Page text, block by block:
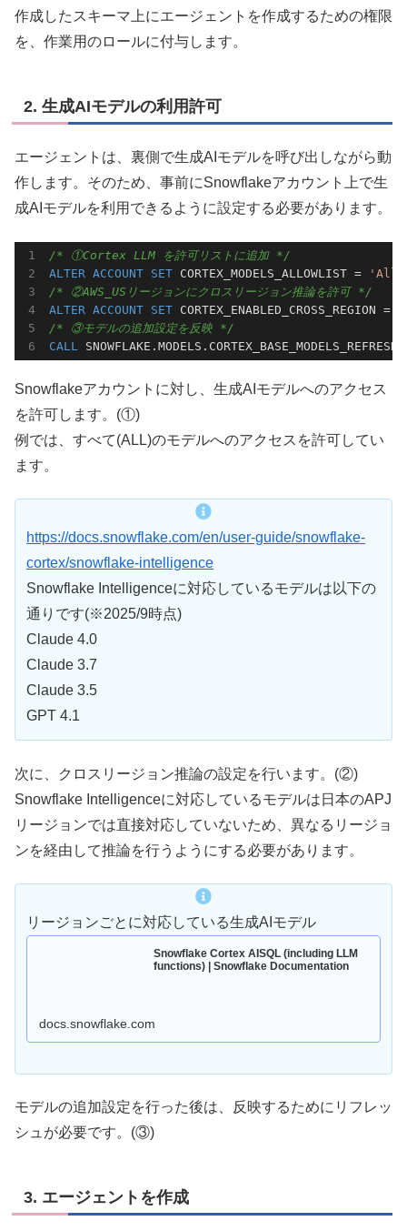
作成したスキーマ上にエージェントを作成するための権限
を、作業用のロールに付与します。
2. 生成AIモデルの利用許可
エージェントは、裏側で生成AIモデルを呼び出しながら動
作します。そのため、事前にSnowflakeアカウント上で生
成AIモデルを利用できるように設定する必要があります。
/* ①Cortex LLM を許可リストに追加 */
ALTER
ACCOUNT SET CORTEX_MODELS_ALLOWLIST =
'All'
/* ②AWS_USリージョンにクロスリージョン推論を許可 */
ALTER
ACCOUNT SET CORTEX_ENABLED_CROSS_REGION =
/* ③モデルの追加設定を反映 */
CALL
Snowflakeアカウントに対し、生成AIモデルへのアクセス
を許可します。(①)
例では、すべて(ALL)のモデルへのアクセスを許可してい
ます。
https://docs.snowflake.com/en/user-guide/snowflake-
cortex/snowflake-intelligence
Snowflake Intelligenceに対応しているモデルは以下の
通りです(※2025/9時点)
Claude 4.0
Claude 3.7
Claude 3.5
GPT 4.1
次に、クロスリージョン推論の設定を行います。(②)
Snowflake Intelligenceに対応しているモデルは日本のAPJ
リージョンでは直接対応していないため、異なるリージョ
ンを経由して推論を行うようにする必要があります。
リージョンごとに対応している生成AIモデル
Snowflake Cortex AISQL (including LLM
functions) | Snowflake Documentation
docs.snowflake.com
モデルの追加設定を行った後は、反映するためにリフレッ
シュが必要です。(③)
3. エージェントを作成